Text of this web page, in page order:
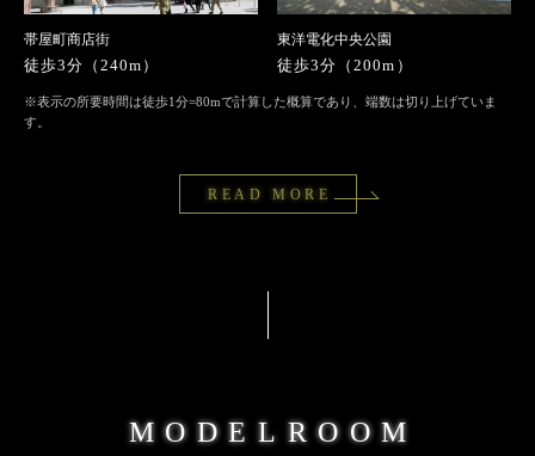
帯屋町商店街
徒歩3分（240m）
東洋電化中央公園
徒歩3分（200m）
※表示の所要時間は徒歩1分=80mで計算した概算であり、端数は切り上げていま
す。
READ MORE
MODELROOM